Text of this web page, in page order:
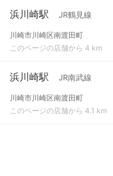
浜川崎駅 JR鶴見線
川崎市川崎区南渡田町
このページの店舗から 4 km
浜川崎駅 JR南武線
川崎市川崎区南渡田町
このページの店舗から 4.1 km